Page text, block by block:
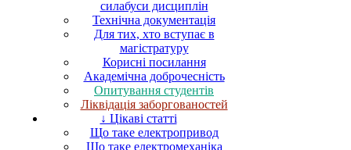
силабуси дисциплін
Технічна документація
Для тих, хто вступає в
магістратуру
Корисні посилання
Академічна доброчесність
Опитування студентів
Ліквідація заборгованостей
↓ Цікаві статті
Що таке електропривод
Що таке електромеханіка